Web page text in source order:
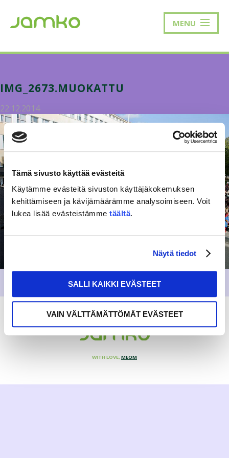
Tämä sivusto käyttää evästeitä
Käytämme evästeitä sivuston käyttäjäkokemuksen
kehittämiseen ja kävijämäärämme analysoimiseen. Voit
lukea lisää evästeistämme täältä.
Näytä tiedot
SALLI KAIKKI EVÄSTEET
VAIN VÄLTTÄMÄTTÖMÄT EVÄSTEET
MENU
IMG_2673.MUOKATTU
22.12.2014
WITH LOVE, MEOM